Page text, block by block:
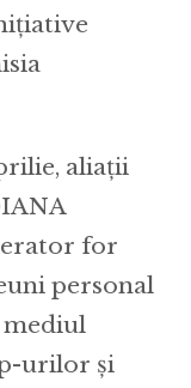
aliații
for
personal
urilor și